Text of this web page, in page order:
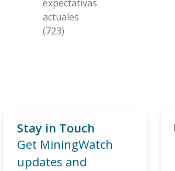
expectativas
actuales
(723)
Stay in Touch
Get MiningWatch
updates and